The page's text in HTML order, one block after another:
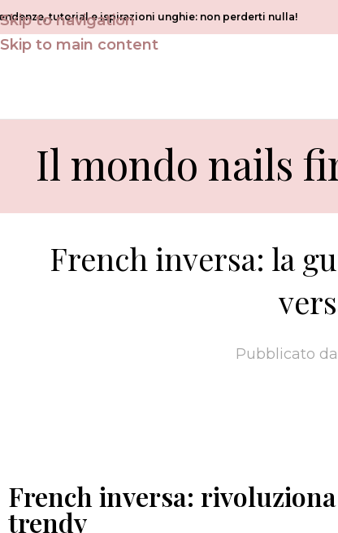
Skip to navigation
Skip to main content
tutorial e ispirazioni unghie: non perderti nulla!
Il mondo nails
French inversa: la
Pubblicato da
French inversa:
trendy